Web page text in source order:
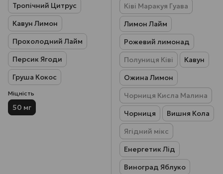
Тропічний Цитрус
Кавун Лимон
Прохолодний Лайм
Персик Ягоди
Груша Кокос
Міцність
50 мг
Ківі Маракуя Гуава
Лимон Лайм
Рожевий лимонад
Полуниця Ківі
Кавун
Ожина Лимон
Чорниця Кисла Малина
Чорниця
Вишня Кола
Ягідний мікс
Енергетик Лід
Виноград Яблуко